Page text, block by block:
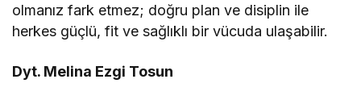
olmanız fark etmez; doğru plan ve disiplin ile
herkes güçlü, fit ve sağlıklı bir vücuda ulaşabilir.
Dyt. Melina Ezgi Tosun